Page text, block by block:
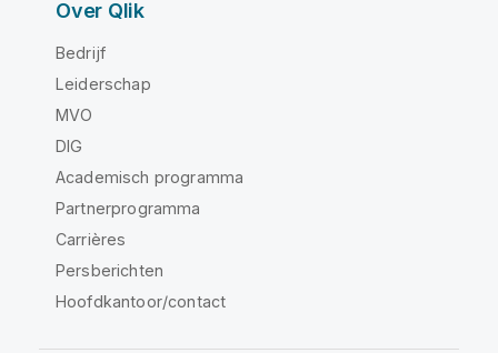
Over Qlik
Bedrijf
Leiderschap
MVO
DIG
Academisch programma
Partnerprogramma
Carrières
Persberichten
Hoofdkantoor/contact